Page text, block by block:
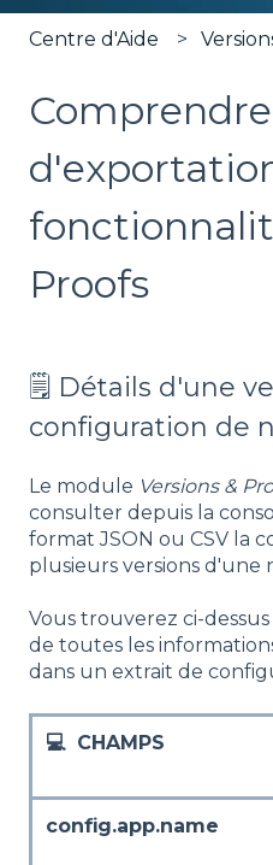
Centre d'Aide
Proofs
🗒️ Détails d'une
configuration de
Le module Versions &
consulter depuis la
format JSON ou CSV la
plusieurs versions d'une
Vous trouverez ci-
de toutes les
dans un extrait de
💻 CHAMPS
config.app.name